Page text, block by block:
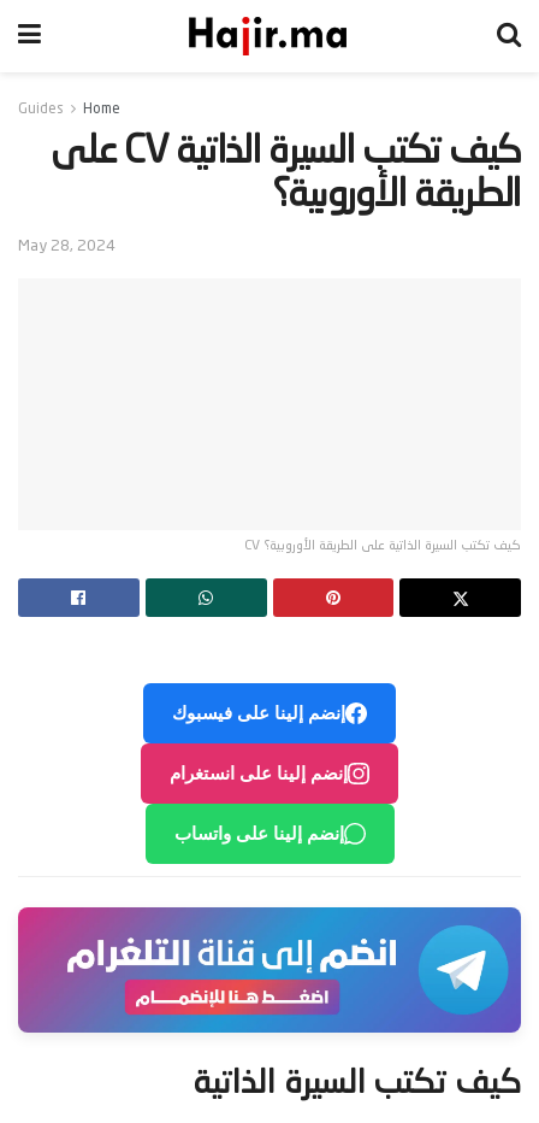
Home
Guides
‫كيف تكتب السيرة الذاتية CV على
الطريقة الأوروبية؟‬
May 28, 2024
كيف تكتب السيرة الذاتية على الطريقة الأوروبية؟ CV
إنضم إلينا على فيسبوك
إنضم إلينا على انستغرام
إنضم إلينا على واتساب
كيف تكتب السيرة الذاتية